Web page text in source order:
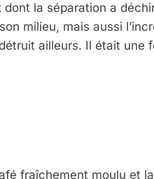
la séparation a
milieu, mais aussi
ailleurs. Il était une
fraîchement moulu et